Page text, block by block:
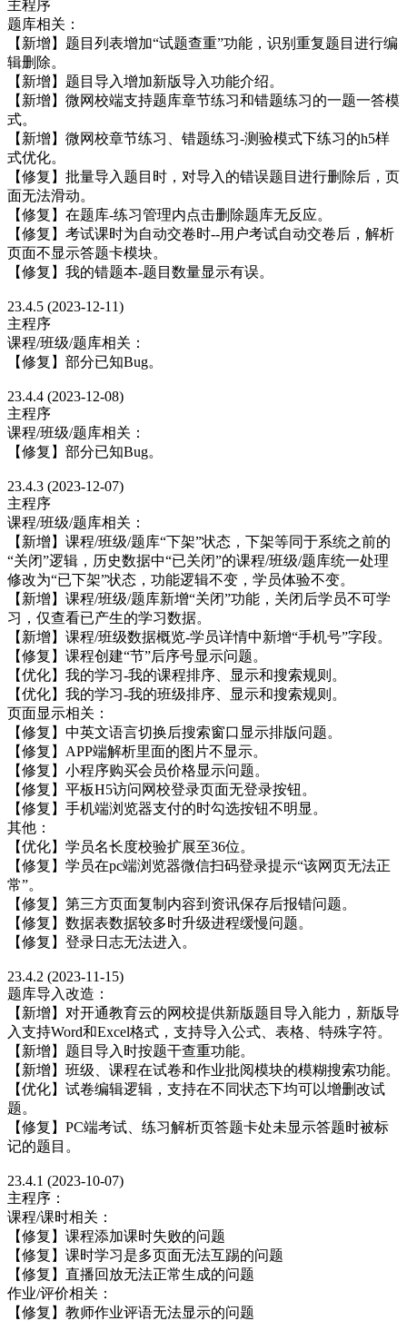
主程序
题库相关：
【新增】题目列表增加“试题查重”功能，识别重复题目进行编
辑删除。
【新增】题目导入增加新版导入功能介绍。
【新增】微网校端支持题库章节练习和错题练习的一题一答模
式。
【新增】微网校章节练习、错题练习-测验模式下练习的h5样
式优化。
【修复】批量导入题目时，对导入的错误题目进行删除后，页
面无法滑动。
【修复】在题库-练习管理内点击删除题库无反应。
【修复】考试课时为自动交卷时--用户考试自动交卷后，解析
页面不显示答题卡模块。
【修复】我的错题本-题目数量显示有误。
23.4.5 (2023-12-11)
主程序
课程/班级/题库相关：
【修复】部分已知Bug。
23.4.4 (2023-12-08)
主程序
课程/班级/题库相关：
【修复】部分已知Bug。
23.4.3 (2023-12-07)
主程序
课程/班级/题库相关：
【新增】课程/班级/题库“下架”状态，下架等同于系统之前的
“关闭”逻辑，历史数据中“已关闭”的课程/班级/题库统一处理
修改为“已下架”状态，功能逻辑不变，学员体验不变。
【新增】课程/班级/题库新增“关闭”功能，关闭后学员不可学
习，仅查看已产生的学习数据。
【新增】课程/班级数据概览-学员详情中新增“手机号”字段。
【修复】课程创建“节”后序号显示问题。
【优化】我的学习-我的课程排序、显示和搜索规则。
【优化】我的学习-我的班级排序、显示和搜索规则。
页面显示相关：
【修复】中英文语言切换后搜索窗口显示排版问题。
【修复】APP端解析里面的图片不显示。
【修复】小程序购买会员价格显示问题。
【修复】平板H5访问网校登录页面无登录按钮。
【修复】手机端浏览器支付的时勾选按钮不明显。
其他：
【优化】学员名长度校验扩展至36位。
【修复】学员在pc端浏览器微信扫码登录提示“该网页无法正
常”。
【修复】第三方页面复制内容到资讯保存后报错问题。
【修复】数据表数据较多时升级进程缓慢问题。
【修复】登录日志无法进入。
23.4.2 (2023-11-15)
题库导入改造：
【新增】对开通教育云的网校提供新版题目导入能力，新版导
入支持Word和Excel格式，支持导入公式、表格、特殊字符。
【新增】题目导入时按题干查重功能。
【新增】班级、课程在试卷和作业批阅模块的模糊搜索功能。
【优化】试卷编辑逻辑，支持在不同状态下均可以增删改试
题。
【修复】PC端考试、练习解析页答题卡处未显示答题时被标
记的题目。
23.4.1 (2023-10-07)
主程序：
课程/课时相关：
【修复】课程添加课时失败的问题
【修复】课时学习是多页面无法互踢的问题
【修复】直播回放无法正常生成的问题
作业/评价相关：
【修复】教师作业评语无法显示的问题